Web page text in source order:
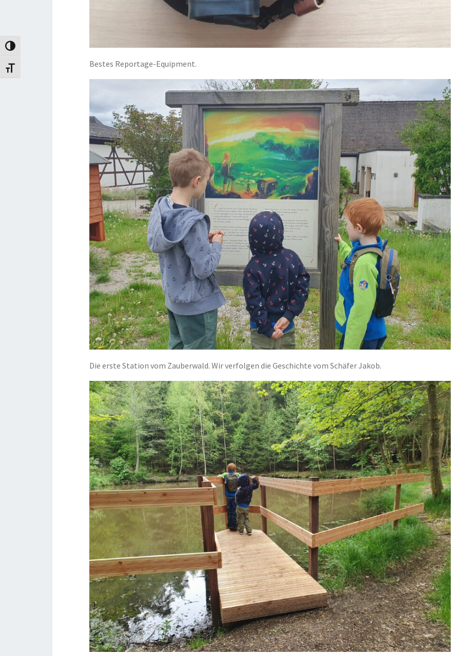
Umschalten auf hohe Kontraste
Schrift vergrößern
Bestes Reportage-Equipment.
Die erste Station vom Zauberwald. Wir verfolgen die Geschichte vom Schäfer Jakob.